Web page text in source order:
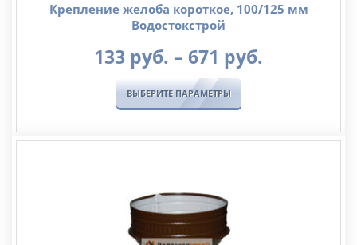
Крепление желоба короткое, 100/125 мм
Водостокстрой
133 руб. – 671 руб.
–
ВЫБЕРИТЕ ПАРАМЕТРЫ